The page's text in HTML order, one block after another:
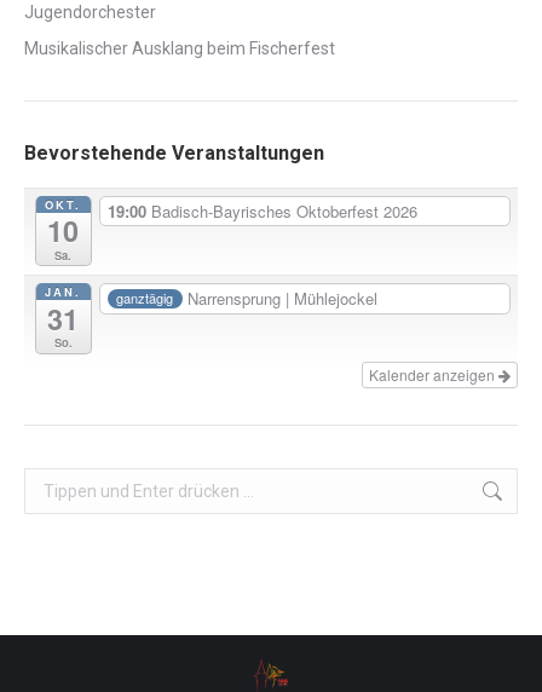
Jugendorchester
Musikalischer Ausklang beim Fischerfest
Bevorstehende Veranstaltungen
OKT.
10
Sa.
19:00 Badisch-Bayrisches Oktoberfest 2026
JAN.
31
So.
ganztägig Narrensprung | Mühlejockel
Kalender anzeigen
Search: